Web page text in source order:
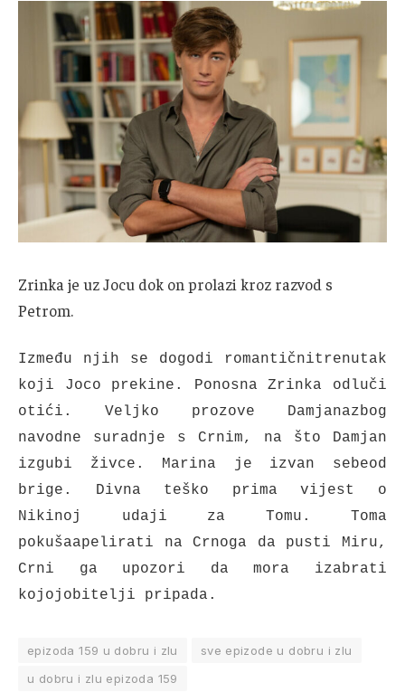
Zrinka je uz Jocu dok on prolazi kroz razvod s
Petrom.
Između njih se dogodi romantičnitrenutak
koji Joco prekine. Ponosna Zrinka odluči
otići. Veljko prozove Damjanazbog
navodne suradnje s Crnim, na što Damjan
izgubi živce. Marina je izvan sebeod
brige. Divna teško prima vijest o
Nikinoj udaji za Tomu. Toma
pokušaapelirati na Crnoga da pusti Miru,
Crni ga upozori da mora izabrati
kojojobitelji pripada.
epizoda 159 u dobru i zlu
sve epizode u dobru i zlu
u dobru i zlu epizoda 159